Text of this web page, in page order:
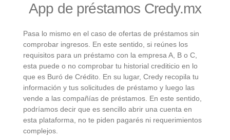
App de préstamos Credy.mx
Pasa lo mismo en el caso de ofertas de préstamos sin
comprobar ingresos. En este sentido, si reúnes los
requisitos para un préstamo con la empresa A, B o C,
esta puede o no comprobar tu historial crediticio en lo
que es Buró de Crédito. En su lugar, Credy recopila tu
información y tus solicitudes de préstamo y luego las
vende a las compañías de préstamos. En este sentido,
podríamos decir que es sencillo abrir una cuenta en
esta plataforma, no te piden pagarés ni requerimientos
complejos.